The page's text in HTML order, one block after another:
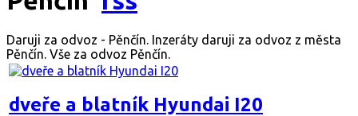
Daruji za odvoz - Pěnčín. Inzeráty daruji za odvoz z města
Pěnčín. Vše za odvoz Pěnčín.
dveře a blatník Hyundai I20